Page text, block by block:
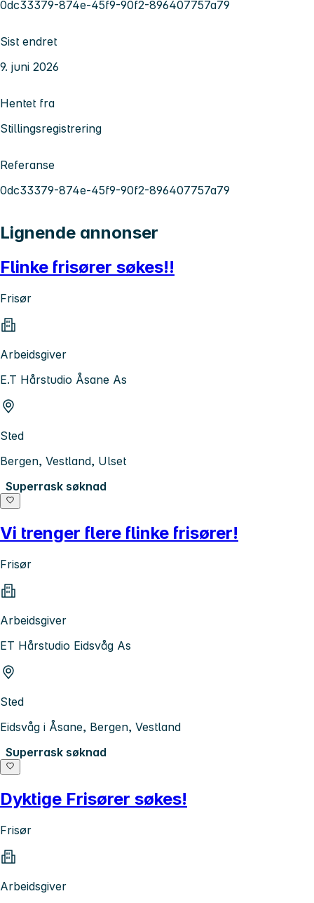
0dc33379-874e-45f9-90f2-896407757a79
Sist endret
9. juni 2026
Hentet fra
Stillingsregistrering
Referanse
0dc33379-874e-45f9-90f2-896407757a79
Lignende annonser
Flinke frisører søkes!!
Frisør
Arbeidsgiver
E.T Hårstudio Åsane As
Sted
Bergen, Vestland, Ulset
Superrask søknad
Vi trenger flere flinke frisører!
Frisør
Arbeidsgiver
ET Hårstudio Eidsvåg As
Sted
Eidsvåg i Åsane, Bergen, Vestland
Superrask søknad
Dyktige Frisører søkes!
Frisør
Arbeidsgiver